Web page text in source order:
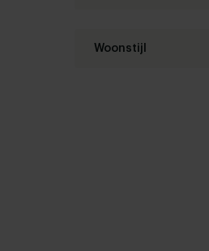
Woonstijl